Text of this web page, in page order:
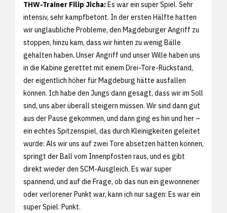
THW-Trainer Filip Jicha:Es war ein super Spiel. Sehr
intensiv, sehr kampfbetont. In der ersten Hälfte hatten
wir unglaubliche Probleme, den Magdeburger Angriff zu
stoppen, hinzu kam, dass wir hinten zu wenig Bälle
gehalten haben. Unser Angriff und unser Wille haben uns
in die Kabine gerettet mit einem Drei-Tore-Rückstand,
der eigentlich höher für Magdeburg hätte ausfallen
können. Ich habe den Jungs dann gesagt, dass wir im Soll
sind, uns aber überall steigern müssen. Wir sind dann gut
aus der Pause gekommen, und dann ging es hin und her –
ein echtes Spitzenspiel, das durch Kleinigkeiten geleitet
wurde: Als wir uns auf zwei Tore absetzen hätten können,
springt der Ball vom Innenpfosten raus, und es gibt
direkt wieder den SCM-Ausgleich. Es war super
spannend, und auf die Frage, ob das nun ein gewonnener
oder verlorener Punkt war, kann ich nur sagen: Es war ein
super Spiel. Punkt.